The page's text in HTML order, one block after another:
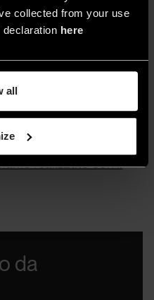
collected from your use
here
all
lavoro di
della lecture, potete
realizzato con il
da